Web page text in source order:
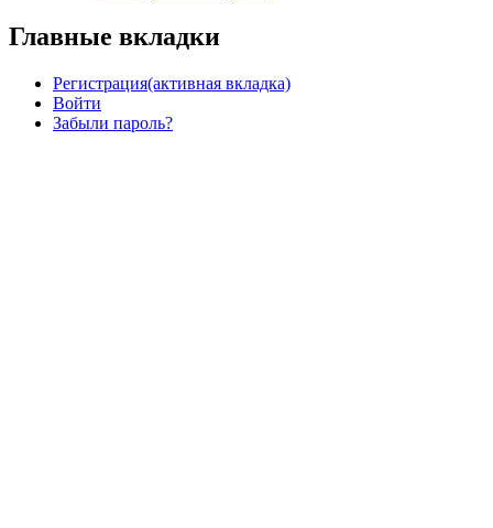
Главные вкладки
Регистрация(активная вкладка)
Войти
Забыли пароль?